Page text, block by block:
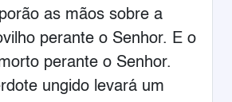
as mãos sobre a
perante o Senhor. E o
perante o Senhor.
ungido levará um